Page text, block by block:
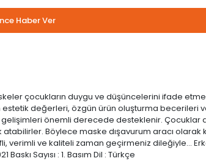
Haber Ver
çocukların duygu ve düşüncelerini ifade
estetik değerleri, özgün ürün oluşturma becerileri
önemli derecede desteklenir. Çocuklar
Böylece maske dışavurum aracı olarak
verimli ve kaliteli zaman geçirmeniz dileğiyle…
Sayısı : 1. Basım Dil : Türkçe